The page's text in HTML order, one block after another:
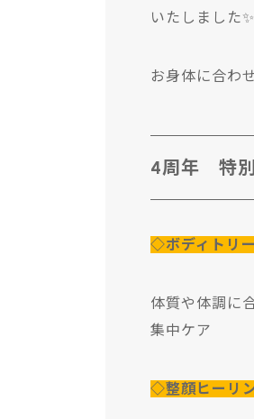
いたしました✨
お身体に合わ
4周年 特別
◇ボディトリ
体質や体調に
集中ケア
◇整顔ヒーリ